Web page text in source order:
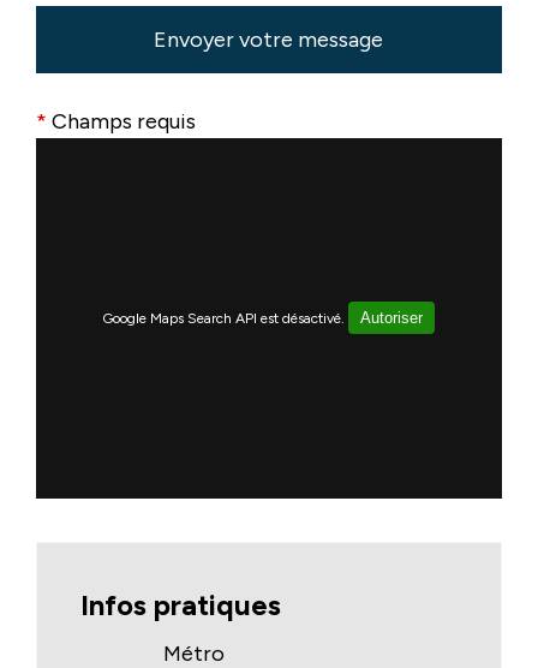
* Champs requis
Google Maps Search API est désactivé. Autoriser
Infos pratiques
Métro